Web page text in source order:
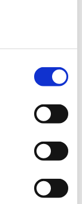
tietoa
.